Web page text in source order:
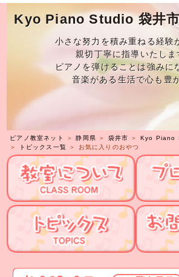
Kyo Piano Studio 袋井
小さな努力を積み重ねる経験
親切丁寧に指導いたしま
ピアノを弾けることは強みに
音楽がある生活で心も豊
ピアノ教室ネット ＞静岡県 ＞ 袋井市 ＞ Kyo Piano
＞
トピックス一覧 ＞ お気に入りのおやつ